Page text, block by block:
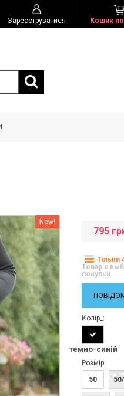
Зареєструватися Кошик
New!
795
Тільки
Товар с
покупки
Колір_:
темно-синій
Розмір:
50